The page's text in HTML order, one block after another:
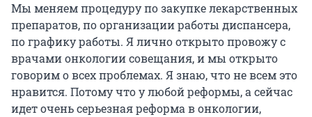
Мы меняем процедуру по закупке лекарственных
препаратов, по организации работы диспансера,
по графику работы. Я лично открыто провожу с
врачами онкологии совещания, и мы открыто
говорим о всех проблемах. Я знаю, что не всем это
нравится. Потому что у любой реформы, а сейчас
идет очень серьезная реформа в онкологии,